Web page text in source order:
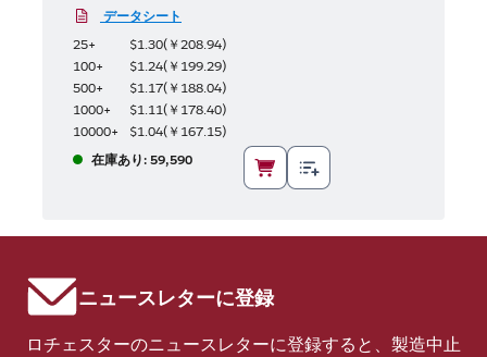
データシート
25+
$1.30(￥208.94)
100+
$1.24(￥199.29)
500+
$1.17(￥188.04)
1000+
$1.11(￥178.40)
10000+
$1.04(￥167.15)
在庫あり: 59,590
ニュースレターに登録
ロチェスターのニュースレターに登録すると、製造中止